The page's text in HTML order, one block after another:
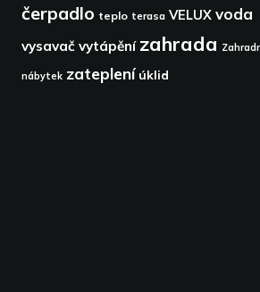
čerpadlo teplo terasa VELUX voda
vysavač vytápění zahrada
nábytek zateplení úklid